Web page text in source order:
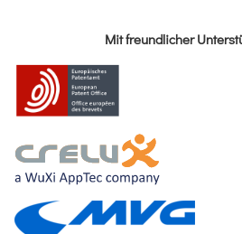
Mit freundlicher